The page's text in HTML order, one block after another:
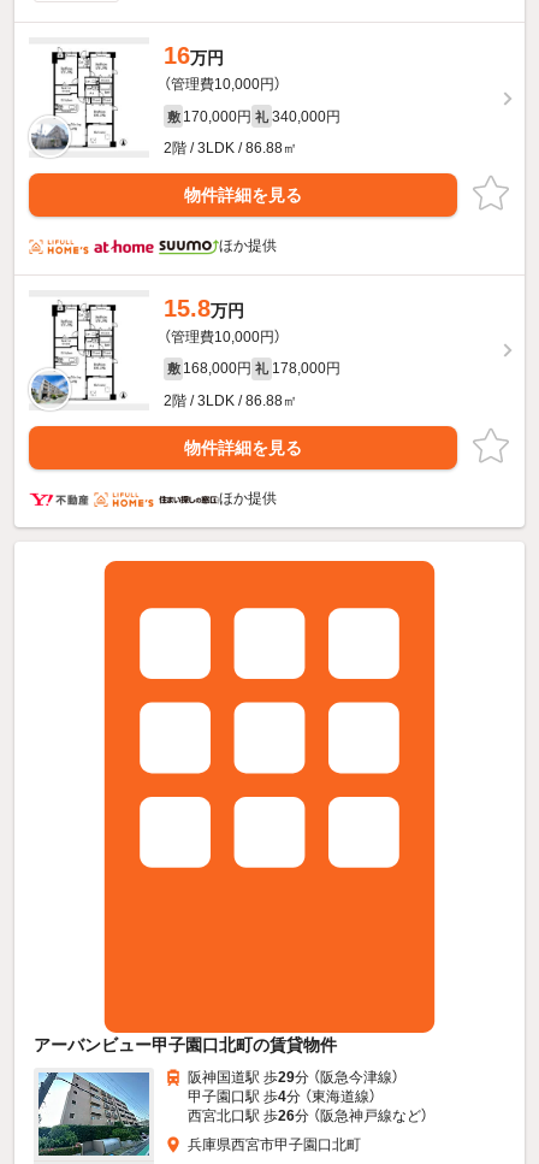
16万円
（管理費10,000円）
敷 170,000円 礼 340,000円
2階 / 3LDK / 86.88㎡
物件詳細を見る
ほか提供
15.8万円
（管理費10,000円）
敷 168,000円 礼 178,000円
2階 / 3LDK / 86.88㎡
物件詳細を見る
ほか提供
アーバンビュー甲子園口北町の賃貸物件
阪神国道駅 歩29分 （阪急今津線）
甲子園口駅 歩4分 （東海道線）
西宮北口駅 歩26分 （阪急神戸線など）
兵庫県西宮市甲子園口北町